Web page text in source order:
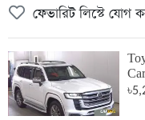
ফেভারিট লিস্টে যোগ